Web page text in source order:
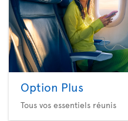
Option Plus
Tous vos essentiels réunis